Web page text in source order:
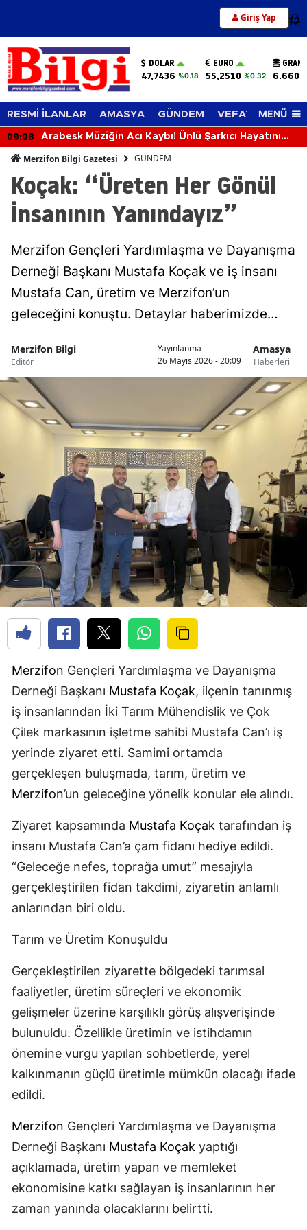
Giriş Yap 12
DOLAR
47,7436 %0.18
EURO
55,2510 %0.32
RESMİ İLANLAR AMASYA GÜNDEM VEFAT EDENLER
MENÜ
09:08
Arabesk Müziğin Acı Kaybı! Ünlü Şarkıcı Hayatını
Merzifon Bilgi Gazetesi GÜNDEM
Koçak: “Üreten Her Gönül
İnsanının Yanındayız”
Merzifon Gençleri Yardımlaşma ve Dayanışma
Derneği Başkanı Mustafa Koçak ve iş insanı
Mustafa Can, üretim ve Merzifon’un
geleceğini konuştu. Detaylar haberimizde…
Merzifon Bilgi
Editör
Yayınlanma
26 Mayıs 2026 - 20:09
Amasya
Haberleri
Merzifon Gençleri Yardımlaşma ve Dayanışma
Derneği Başkanı Mustafa Koçak, ilçenin tanınmış
iş insanlarından İki Tarım Mühendislik ve Çok
Çilek markasının işletme sahibi Mustafa Can’ı iş
yerinde ziyaret etti. Samimi ortamda
gerçekleşen buluşmada, tarım, üretim ve
Merzifon’un geleceğine yönelik konular ele alındı.
Ziyaret kapsamında Mustafa Koçak tarafından iş
insanı Mustafa Can’a çam fidanı hediye edildi.
“Geleceğe nefes, toprağa umut” mesajıyla
gerçekleştirilen fidan takdimi, ziyaretin anlamlı
anlarından biri oldu.
Tarım ve Üretim Konuşuldu
Gerçekleştirilen ziyarette bölgedeki tarımsal
faaliyetler, üretim süreçleri ve ekonomik
gelişmeler üzerine karşılıklı görüş alışverişinde
bulunuldu. Özellikle üretimin ve istihdamın
önemine vurgu yapılan sohbetlerde, yerel
kalkınmanın güçlü üretimle mümkün olacağı ifade
edildi.
Merzifon Gençleri Yardımlaşma ve Dayanışma
Derneği Başkanı Mustafa Koçak yaptığı
açıklamada, üretim yapan ve memleket
ekonomisine katkı sağlayan iş insanlarının her
zaman yanında olacaklarını belirtti.